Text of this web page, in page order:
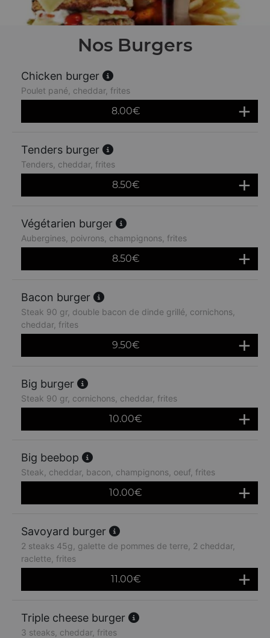
Nos Burgers
Chicken burger
Poulet pané, cheddar, frites
8.00€
Tenders burger
Tenders, cheddar, frites
8.50€
Végétarien burger
Aubergines, poivrons, champignons, frites
8.50€
Bacon burger
Steak 90 gr, double bacon de dinde grillé, cornichons,
cheddar, frites
9.50€
Big burger
Steak 90 gr, cornichons, cheddar, frites
10.00€
Big beebop
Steak, cheddar, bacon, champignons, oeuf, frites
10.00€
Savoyard burger
2 steaks 45g, galette de pommes de terre, 2 cheddar,
raclette, frites
11.00€
Triple cheese burger
3 steaks, cheddar, frites